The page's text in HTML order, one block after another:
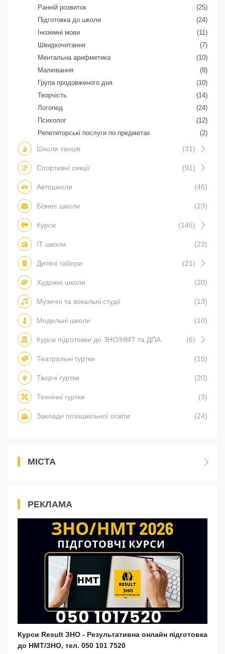
Ранній розвиток
(25)
Підготовка до школи
(24)
Іноземні мови
(11)
Швидкочитання
(7)
Ментальна арифметика
(10)
Малювання
(8)
Група продовженого дня
(10)
Творчість
(14)
Логопед
(24)
Психолог
(12)
Репетиторські послуги по предметах
(2)
Школи танців (31)
Спортивні секції (91)
Автошколи (45)
Бізнес школи (23)
Курси (145)
IT школи (23)
Дитячі табори (21)
Художні школи (20)
Музичні та вокальні студії (13)
Модельні школи (10)
Курси підготовки до ЗНО/НМТ та ДПА (6)
Театральні гуртки (15)
Творчі гуртки (20)
Технічні гуртки (3)
Заклади позашкільної освіти (24)
МІСТА
РЕКЛАМА
Курси Result ЗНО - Результативна онлайн підготовка
до НМТ/ЗНО, тел. 050 101 7520